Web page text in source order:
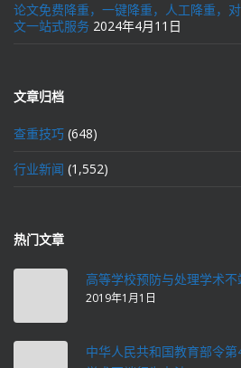
论文免费降重，一键降重，人工降重，
文一站式服务 2024年4月11日
文章归档
查重技巧 (648)
行业新闻 (1,552)
热门文章
高等学校预防与处理学术不
2019年1月1日
中华人民共和国教育部令